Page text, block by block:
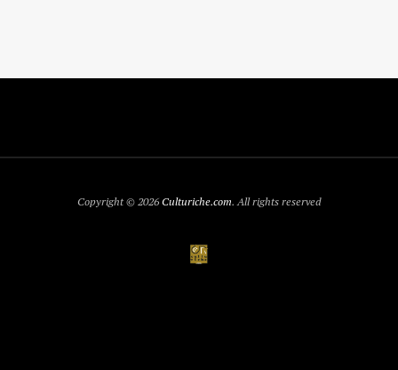
Copyright © 2026Culturiche.com. All rights reserved